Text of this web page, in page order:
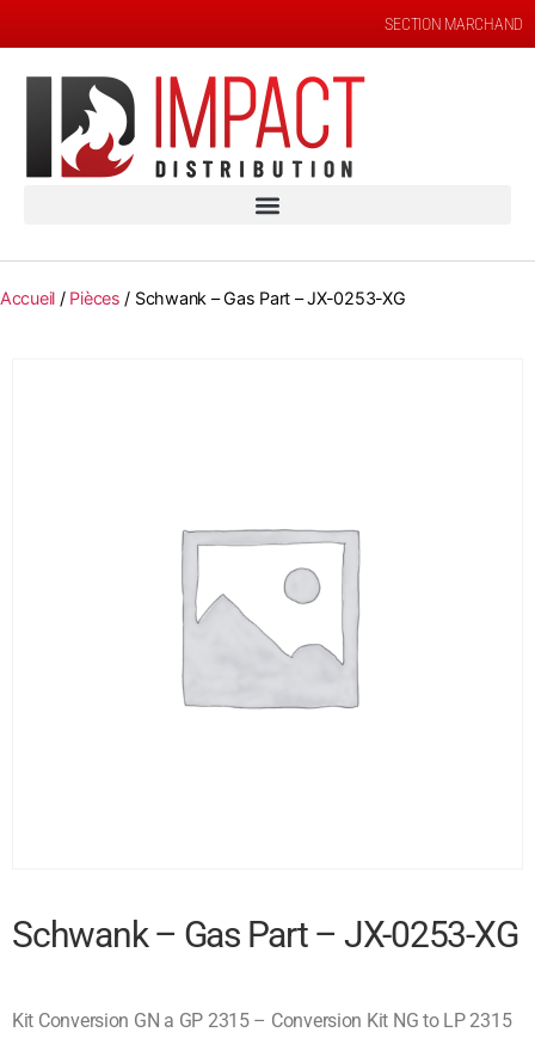
SECTION MARCHAND
Accueil / Pièces / Schwank – Gas Part – JX-0253-XG
Schwank – Gas Part – JX-0253-XG
Kit Conversion GN a GP 2315 – Conversion Kit NG to LP 2315